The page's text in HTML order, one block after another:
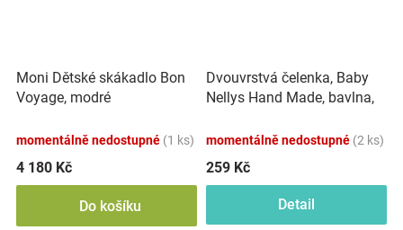
Moni Dětské skákadlo Bon
Voyage, modré
momentálně nedostupné (1 ks)
4 180 Kč
Do košíku
Dvouvrstvá čelenka, Baby
Nellys Hand Made, bavlna,
růžová, 80/98
momentálně nedostupné (2 ks)
259 Kč
Detail